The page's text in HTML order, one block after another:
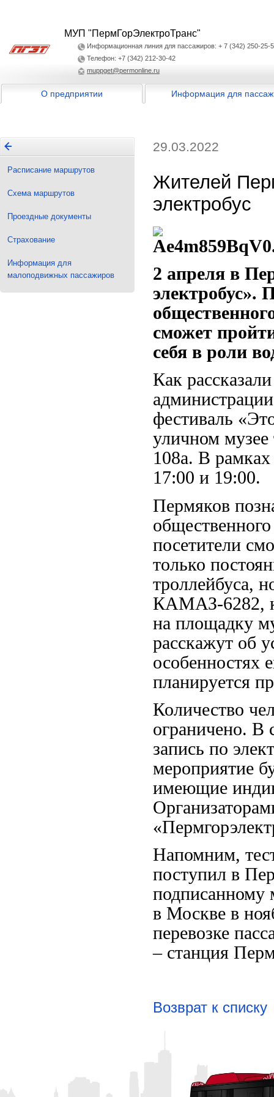
МУП "ПермГорЭлектроТранс"
Информационная линия для пассажиров: + 7 (342) 250-25-
Телефон: +7 (342) 212-30-42
muppget@permonline.ru
О предприятии Информация для
Расписание маршрутов
Схема маршрутов
Проездные документы
Страхование
Информация для
малоподвижных пассажиров
29.03.2022
Жителей
электробус
2 апреля в
электробус».
сможет
себя в роли
Как
фестиваль
уличном музее
108а. В рамках
17:00 и 19:00.
Пермяков
посетители
только
троллейбуса,
КАМАЗ-6282,
на площадку
расскажут об
особенностях
планируется
Количество
ограничено. В
запись по
мероприятие
имеющие
Напомним,
поступил в
в Москве в
перевозке
– станция
Возврат к списку